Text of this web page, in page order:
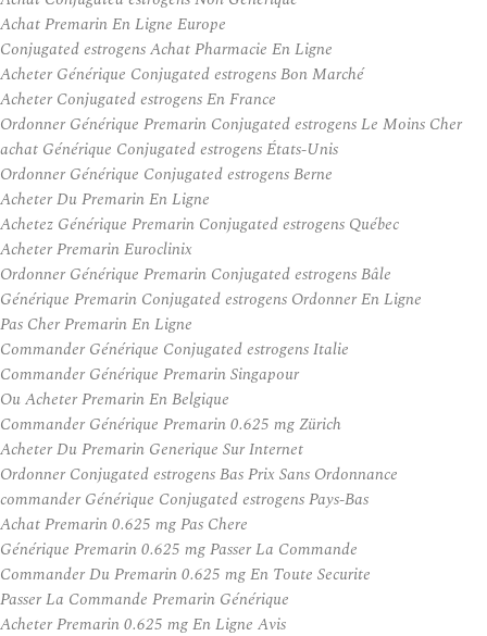
Achat Premarin En Ligne Europe
Conjugated estrogens Achat Pharmacie En Ligne
Acheter Générique Conjugated estrogens Bon Marché
Acheter Conjugated estrogens En France
Ordonner Générique Premarin Conjugated estrogens Le Moins Cher
achat Générique Conjugated estrogens États-Unis
Ordonner Générique Conjugated estrogens Berne
Acheter Du Premarin En Ligne
Achetez Générique Premarin Conjugated estrogens Québec
Acheter Premarin Euroclinix
Ordonner Générique Premarin Conjugated estrogens Bâle
Générique Premarin Conjugated estrogens Ordonner En Ligne
Pas Cher Premarin En Ligne
Commander Générique Conjugated estrogens Italie
Commander Générique Premarin Singapour
Ou Acheter Premarin En Belgique
Commander Générique Premarin 0.625 mg Zürich
Acheter Du Premarin Generique Sur Internet
Ordonner Conjugated estrogens Bas Prix Sans Ordonnance
commander Générique Conjugated estrogens Pays-Bas
Achat Premarin 0.625 mg Pas Chere
Générique Premarin 0.625 mg Passer La Commande
Commander Du Premarin 0.625 mg En Toute Securite
Passer La Commande Premarin Générique
Acheter Premarin 0.625 mg En Ligne Avis